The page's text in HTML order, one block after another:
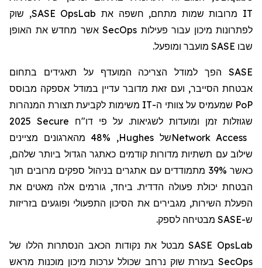
IT מרובות שמות מתחם, חשפה את SASE OpsLab, שוק
לפתרונות מיכון עבור פעילות SecOps אשר מחדש את האופן
שבו SASE מועבר ומופעל.
SASE הפך למודל הצריכה המועדף על תאגידים בתחום
אבטחת הסייבר, ועם זאת מדובר עדיין במודל אספקה מבוסס
PoP שמעמיס על צוותי ה-IT משימות לקביעת תצורת המנהרות
שגוזלות זמן ומועדות לשגיאות. על פי דו"ח 2025 Secure
Network Accessשל Hughes
, 48% מהארגונים מציינים
שילוב עם תשתיות מדורות קודמים כאתגר הגדול ביותר שלהם,
כאשר 39% מתמודדים עם אתגרים בניהול ספקים מרובים תוך
הבטחת יכולת פעולה הדדית. ביחד, גורמים אלה מאטים את
הפעלת השירות, מגבירים את הסיכון התפעולי ופוגעים בזריזות
ש-SASE מבטיחה לספק.
SASE OpsLabמבטל את נקודות הכאב הנסתרות הללו של
SecOps בעזרת שוק נרחב שכולל ערכות מיכון מוכנות מראש